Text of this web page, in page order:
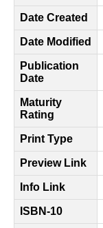
Date Created
Date Modified
Publication
Date
Maturity
Rating
Print Type
Preview Link
Info Link
ISBN-10